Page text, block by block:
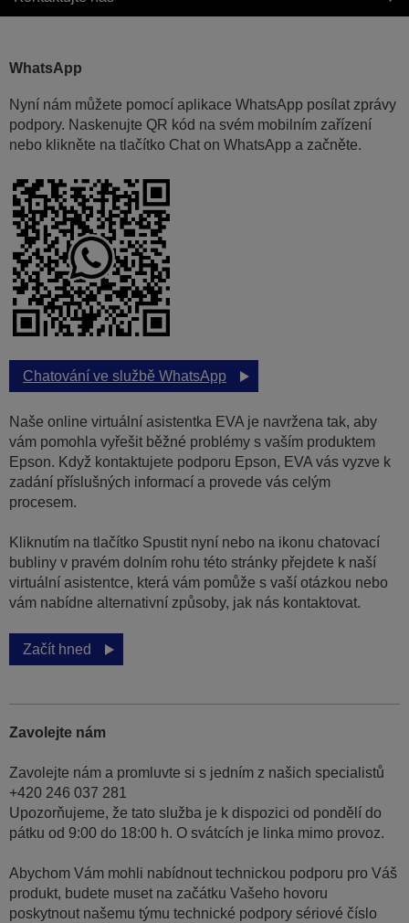
WhatsApp
Nyní nám můžete pomocí aplikace WhatsApp posílat zprávy
podpory. Naskenujte QR kód na svém mobilním zařízení
nebo klikněte na tlačítko Chat on WhatsApp a začněte.
Chatování ve službě WhatsApp
Naše online virtuální asistentka EVA je navržena tak, aby
vám pomohla vyřešit běžné problémy s vaším produktem
Epson. Když kontaktujete podporu Epson, EVA vás vyzve k
zadání příslušných informací a provede vás celým
procesem.
Kliknutím na tlačítko Spustit nyní nebo na ikonu chatovací
bubliny v pravém dolním rohu této stránky přejdete k naší
virtuální asistentce, která vám pomůže s vaší otázkou nebo
vám nabídne alternativní způsoby, jak nás kontaktovat.
Začít hned
Zavolejte nám
Zavolejte nám a promluvte si s jedním z našich specialistů
+420 246 037 281
Upozorňujeme, že tato služba je k dispozici od pondělí do
pátku od 9:00 do 18:00 h. O svátcích je linka mimo provoz.
Abychom Vám mohli nabídnout technickou podporu pro Váš
produkt, budete muset na začátku Vašeho hovoru
poskytnout našemu týmu technické podpory sériové číslo